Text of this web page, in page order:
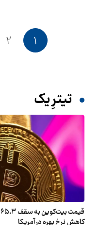
1
2
تیترِ یک
کاهش نرخ بهره در آمریکا